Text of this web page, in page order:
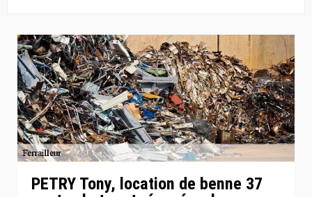
PETRY Tony, location de benne 37